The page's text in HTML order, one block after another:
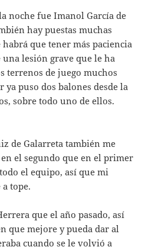
noche fue Imanol García de
hay puestas muchas
que tener más paciencia
una lesión grave que le ha
terrenos de juego muchos
ya puso dos balones desde la
sobre todo uno de ellos.
de Galarreta también me
el segundo que en el primer
el equipo, así que mi
tope.
que el año pasado, así
que mejore y pueda dar al
cuando se le volvió a